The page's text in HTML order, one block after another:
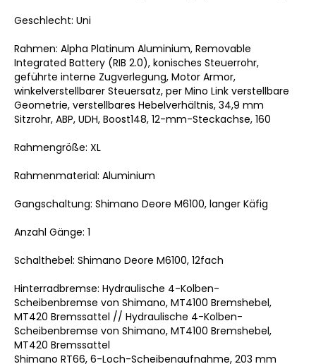
Geschlecht: Uni
Rahmen: Alpha Platinum Aluminium, Removable
Integrated Battery (RIB 2.0), konisches Steuerrohr,
geführte interne Zugverlegung, Motor Armor,
winkelverstellbarer Steuersatz, per Mino Link verstellbare
Geometrie, verstellbares Hebelverhältnis, 34,9 mm
Sitzrohr, ABP, UDH, Boost148, 12-mm-Steckachse, 160
Rahmengröße: XL
Rahmenmaterial: Aluminium
Gangschaltung: Shimano Deore M6100, langer Käfig
Anzahl Gänge: 1
Schalthebel: Shimano Deore M6100, 12fach
Hinterradbremse: Hydraulische 4-Kolben-
Scheibenbremse von Shimano, MT4100 Bremshebel,
MT420 Bremssattel // Hydraulische 4-Kolben-
Scheibenbremse von Shimano, MT4100 Bremshebel,
MT420 Bremssattel
Shimano RT66, 6-Loch-Scheibenaufnahme, 203 mm